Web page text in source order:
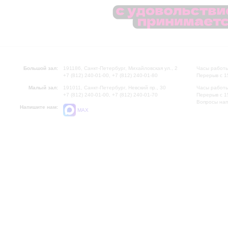
Большой зал:
191186, Санкт-Петербург, Михайловская ул., 2
+7 (812) 240-01-00, +7 (812) 240-01-80
Малый зал:
191011, Санкт-Петербург, Невский пр., 30
+7 (812) 240-01-00, +7 (812) 240-01-70
Напишите нам:
MAX
Часы
Перерыв с
Часы
Перерыв с
Вопросы